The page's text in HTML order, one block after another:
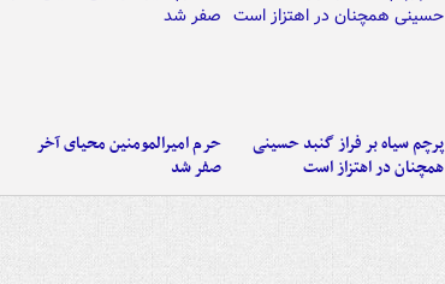
پرچم سیاه بر فراز گنبد حسینی
همچنان در اهتزاز است
حرم امیرالمومنین محیای آخر
صفر شد